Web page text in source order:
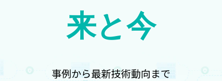
来と今
事例から最新技術動向まで